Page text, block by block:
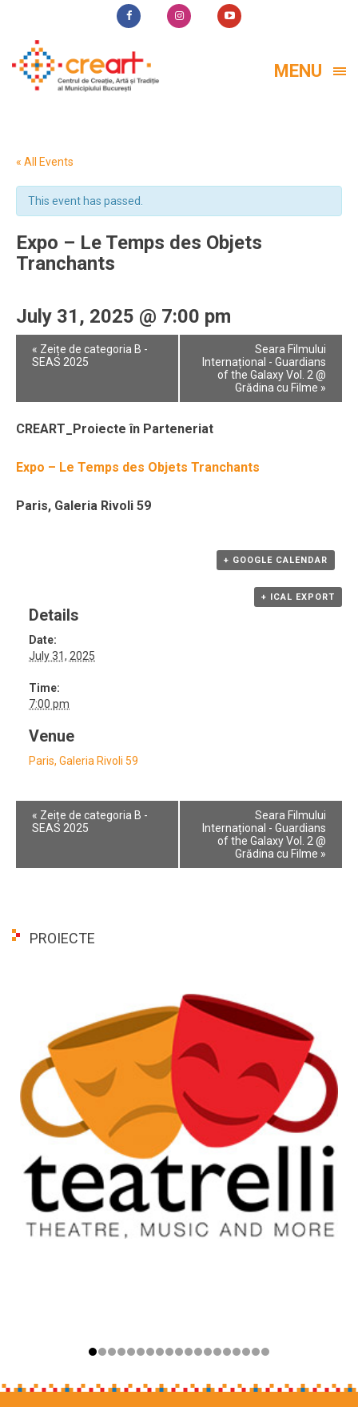
MENU
« All Events
This event has passed.
Expo – Le Temps des Objets
Tranchants
July 31, 2025 @ 7:00 pm
Event
Navigation
« Zeițe de categoria B -
SEAS 2025
Seara Filmului
Internațional - Guardians
of the Galaxy Vol. 2 @
Grădina cu Filme »
CREART_Proiecte în Parteneriat
Expo – Le Temps des Objets Tranchants
Paris, Galeria Rivoli 59
+ GOOGLE CALENDAR
+ ICAL EXPORT
Details
Date:
July 31, 2025
Time:
7:00 pm
Venue
Paris, Galeria Rivoli 59
Event
Navigation
« Zeițe de categoria B -
SEAS 2025
Seara Filmului
Internațional - Guardians
of the Galaxy Vol. 2 @
Grădina cu Filme »
PROIECTE